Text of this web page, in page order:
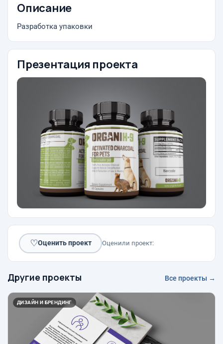
Описание
Разработка упаковки
Презентация проекта
♡Оценить проект Оценили проект:
Другие проекты Все проекты →
ДИЗАЙН И БРЕНДИНГ